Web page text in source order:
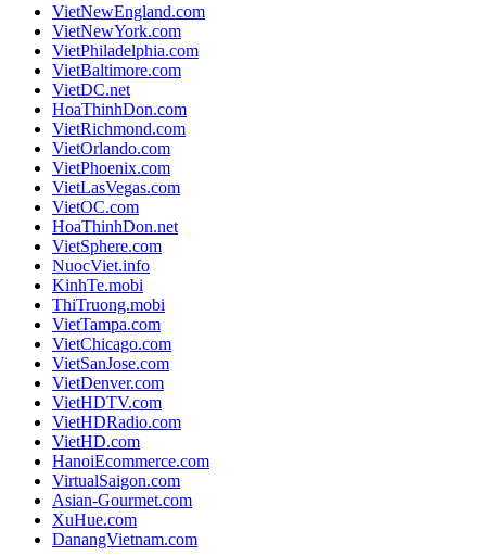
VietNewEngland.com
VietNewYork.com
VietPhiladelphia.com
VietBaltimore.com
VietDC.net
HoaThinhDon.com
VietRichmond.com
VietOrlando.com
VietPhoenix.com
VietLasVegas.com
VietOC.com
HoaThinhDon.net
VietSphere.com
NuocViet.info
KinhTe.mobi
ThiTruong.mobi
VietTampa.com
VietChicago.com
VietSanJose.com
VietDenver.com
VietHDTV.com
VietHDRadio.com
VietHD.com
HanoiEcommerce.com
VirtualSaigon.com
Asian-Gourmet.com
XuHue.com
DanangVietnam.com